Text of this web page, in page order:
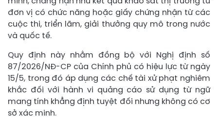
đơn vị có chức năng hoặc giấy chứng nhận từ các
cuộc thi, triển lãm, giải thưởng quy mô trong nước
và quốc tế.
Quy định này nhằm đồng bộ với Nghị định số
87/2026/NĐ-CP của Chính phủ có hiệu lực từ ngày
15/5, trong đó áp dụng các chế tài xử phạt nghiêm
khắc đối với hành vi quảng cáo sử dụng từ ngữ
mang tính khẳng định tuyệt đối nhưng không có cơ
sở xác minh.